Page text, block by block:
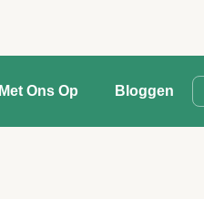
Ons Op Bloggen